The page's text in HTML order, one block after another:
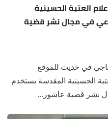
العتبة الحسينية
في مجال نشر قضية
في حديث للموقع
الحسينية المقدسة يستخدم
نشر قضية عاشور...